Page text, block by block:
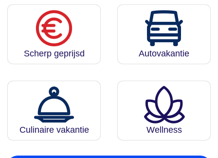
Scherp geprijsd Autovakantie
Culinaire vakantie Wellness